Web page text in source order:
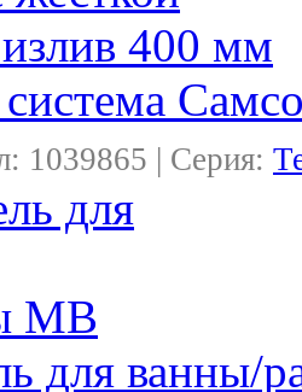
1039865 | Серия:
для ванны/